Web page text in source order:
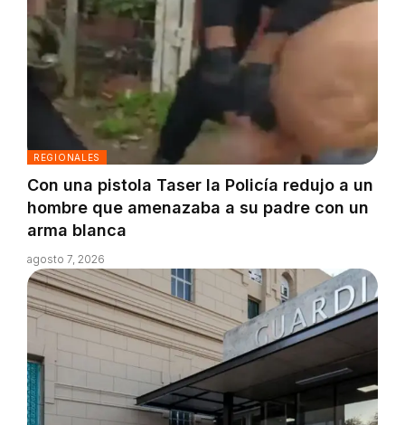
REGIONALES
Con una pistola Taser la Policía redujo a un
hombre que amenazaba a su padre con un
arma blanca
agosto 7, 2026